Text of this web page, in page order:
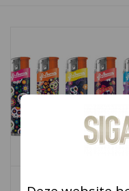
Headshop
Cadeau
Aanbiedingen